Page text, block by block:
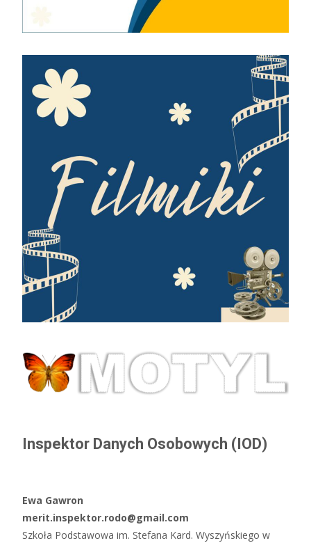
Inspektor Danych Osobowych (IOD)
Ewa Gawron
merit.inspektor.rodo@gmail.com
Szkoła Podstawowa im. Stefana Kard. Wyszyńskiego w